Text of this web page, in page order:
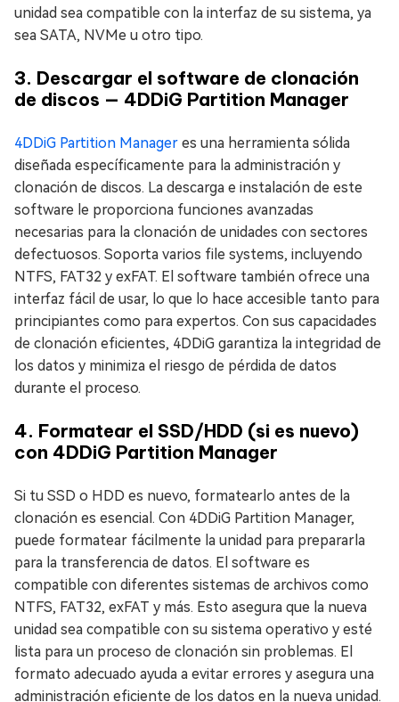
unidad sea compatible con la interfaz de su sistema, ya
sea SATA, NVMe u otro tipo.
3. Descargar el software de clonación
de discos — 4DDiG Partition Manager
4DDiG Partition Manager es una herramienta sólida
diseñada específicamente para la administración y
clonación de discos. La descarga e instalación de este
software le proporciona funciones avanzadas
necesarias para la clonación de unidades con sectores
defectuosos. Soporta varios file systems, incluyendo
NTFS, FAT32 y exFAT. El software también ofrece una
interfaz fácil de usar, lo que lo hace accesible tanto para
principiantes como para expertos. Con sus capacidades
de clonación eficientes, 4DDiG garantiza la integridad de
los datos y minimiza el riesgo de pérdida de datos
durante el proceso.
4. Formatear el SSD/HDD (si es nuevo)
con 4DDiG Partition Manager
Si tu SSD o HDD es nuevo, formatearlo antes de la
clonación es esencial. Con 4DDiG Partition Manager,
puede formatear fácilmente la unidad para prepararla
para la transferencia de datos. El software es
compatible con diferentes sistemas de archivos como
NTFS, FAT32, exFAT y más. Esto asegura que la nueva
unidad sea compatible con su sistema operativo y esté
lista para un proceso de clonación sin problemas. El
formato adecuado ayuda a evitar errores y asegura una
administración eficiente de los datos en la nueva unidad.